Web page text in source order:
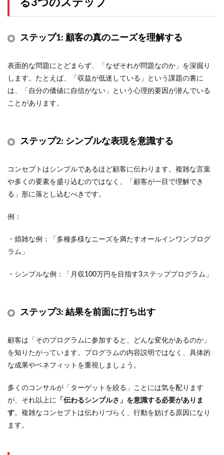
る3つのステップ
ステップ1: 顧客の真のニーズを理解する
表面的な問題にとどまらず、「なぜそれが問題なのか」を深掘り
します。たとえば、「収益が低迷している」という課題の裏に
は、「自分の価値に自信がない」という心理的要因が潜んでいる
ことがあります。
ステップ2: シンプルな表現を意識する
コンセプトはシンプルであるほど顧客に伝わります。複雑な言葉
や多くの要素を盛り込むのではなく、「顧客が一目で理解でき
る」形に落とし込むべきです。
例：
・煩雑な例：「多種多様なニーズを満たすオールインワンプログ
ラム」
・シンプルな例：「月収100万円を目指す3ステッププログラム」
ステップ3: 結果を前面に打ち出す
顧客は「そのプログラムに参加すると、どんな変化があるのか」
を知りたがっています。プログラムの内容説明ではなく、具体的
な成果やベネフィットを重視しましょう。
多くのコンサルが「ターゲットを絞る」ことには気を配ります
が、それ以上に 「伝わるシンプルさ」を意識する必要がありま
す。複雑なコンセプトは伝わりづらく、行動を妨げる原因になり
ます。